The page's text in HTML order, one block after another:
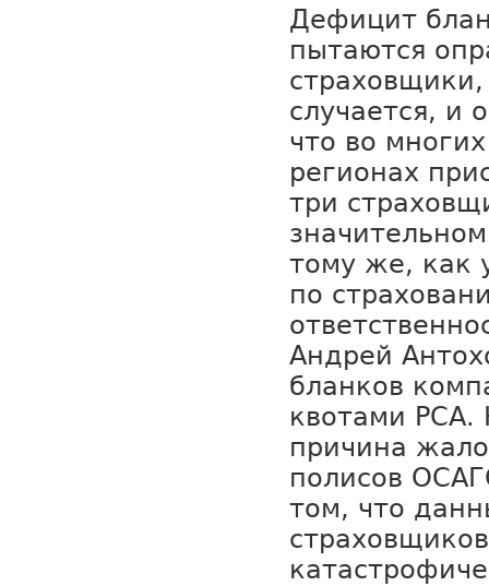
Дефицит
пытаются
случается, и
что во
регионах
три
тому же, как
по
Андрей
бланков
квотами РСА.
причина
полисов
том, что